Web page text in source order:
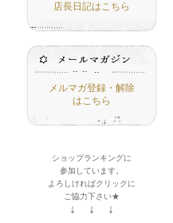
店長日記はこちら
メルマガ登録・解除
はこちら
ショップランキングに
参加しています。
よろしければクリックに
ご協力下さい★
↓ ↓ ↓